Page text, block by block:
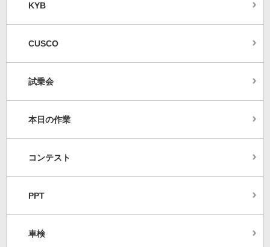
KYB
CUSCO
試乗会
本日の作業
コンテスト
PPT
車検